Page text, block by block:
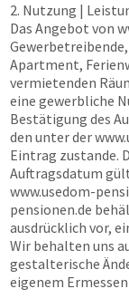
2. Nutzung |
Das Angebot von
Apartment,
vermietenden
eine gewerbliche
Bestätigung des
den unter der
Eintrag zustande.
Auftragsdatum
www.usedom-
pensionen.de
ausdrücklich vor,
Wir behalten uns
gestalterische
eigenem Ermessen